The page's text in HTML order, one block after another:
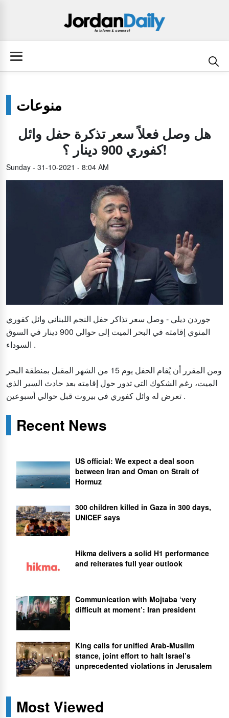
منوعات
هل وصل فعلاً سعر تذكرة حفل وائل
كفوري 900 دينار ؟!
Sunday - 31-10-2021 - 8:04 AM
جوردن ديلي - وصل سعر تذاكر حفل النجم اللبناني وائل كفوري
المنوي إقامته في البحر الميت إلى حوالي 900 دينار في السوق
السوداء .
ومن المقرر أن يُقام الحفل يوم 15 من الشهر المقبل بمنطقة البحر
الميت، رغم الشكوك التي تدور حول إقامته بعد حادث السير الذي
تعرض له وائل كفوري في بيروت قبل حوالي أسبوعين .
Recent News
US official: We expect a deal soon
between Iran and Oman on Strait of
Hormuz
300 children killed in Gaza in 300 days,
UNICEF says
Hikma delivers a solid H1 performance
and reiterates full year outlook
Communication with Mojtaba ‘very
difficult at moment’: Iran president
King calls for unified Arab-Muslim
stance, joint effort to halt Israel’s
unprecedented violations in Jerusalem
Most Viewed